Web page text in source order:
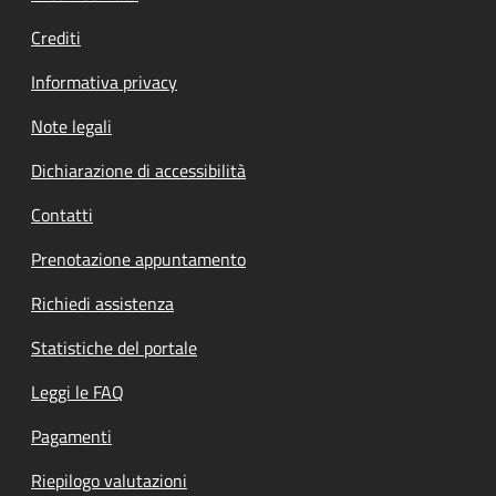
Crediti
Informativa privacy
Note legali
Dichiarazione di accessibilità
Contatti
Prenotazione appuntamento
Richiedi assistenza
Statistiche del portale
Leggi le FAQ
Pagamenti
Riepilogo valutazioni